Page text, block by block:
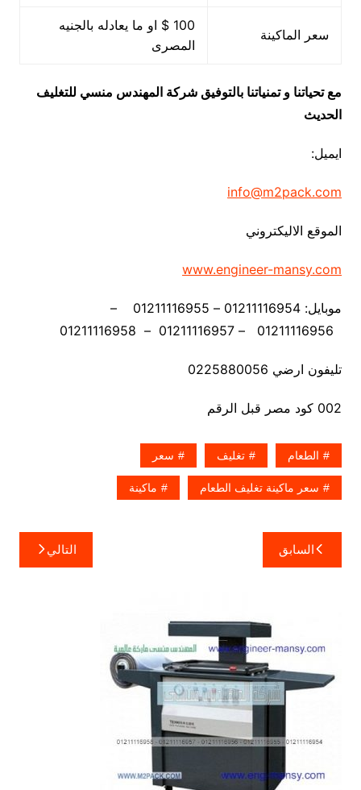
سعر الماكينة
100 $ او ما يعادله بالجنيه
المصرى
مع تحياتنا و تمنياتنا بالتوفيق شركة المهندس منسي للتغليف
الحديث
ايميل:
info@m2pack.com
الموقع الاليكتروني
www.engineer-mansy.com
موبايل: 01211116954 – 01211116955 –
تليفون ارضي 0225880056
002 كود مصر قبل الرقم
الطعام تغليف سعر
سعر ماكينة تغليف الطعام ماكينة
تصفّح
المقالات
السابق التالي